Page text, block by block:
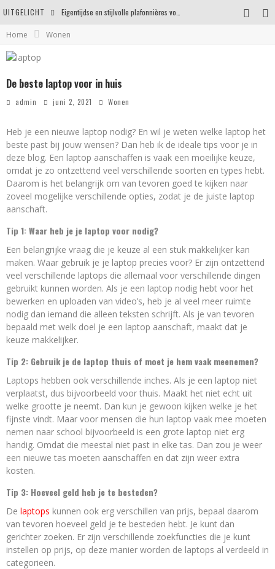
UITGELICHT
Home Wonen
De beste laptop voor in huis
admin juni 2, 2021 Wonen
Heb je een nieuwe laptop nodig? En wil je weten welke laptop het
beste past bij jouw wensen? Dan heb ik de ideale tips voor je in
deze blog. Een laptop aanschaffen is vaak een moeilijke keuze,
omdat je zo ontzettend veel verschillende soorten en types hebt.
Daarom is het belangrijk om van tevoren goed te kijken naar
zoveel mogelijke verschillende opties, zodat je de juiste laptop
aanschaft.
Tip 1: Waar heb je je laptop voor nodig?
Een belangrijke vraag die je keuze al een stuk makkelijker kan
maken. Waar gebruik je je laptop precies voor? Er zijn ontzettend
veel verschillende laptops die allemaal voor verschillende dingen
gebruikt kunnen worden. Als je een laptop nodig hebt voor het
bewerken en uploaden van video’s, heb je al veel meer ruimte
nodig dan iemand die alleen teksten schrijft. Als je van tevoren
bepaald met welk doel je een laptop aanschaft, maakt dat je
keuze makkelijker.
Tip 2: Gebruik je de laptop thuis of moet je hem vaak meenemen?
Laptops hebben ook verschillende inches. Als je een laptop niet
verplaatst, dus bijvoorbeeld voor thuis. Maakt het niet echt uit
welke grootte je neemt. Dan kun je gewoon kijken welke je het
fijnste vindt. Maar voor mensen die hun laptop vaak mee moeten
nemen naar school bijvoorbeeld is een grote laptop niet erg
handig. Omdat die meestal niet past in elke tas. Dan zou je weer
een nieuwe tas moeten aanschaffen en dat zijn weer extra
kosten.
Tip 3: Hoeveel geld heb je te besteden?
De laptops kunnen ook erg verschillen van prijs, bepaal daarom
van tevoren hoeveel geld je te besteden hebt. Je kunt dan
gerichter zoeken. Er zijn verschillende zoekfuncties die je kunt
instellen op prijs, op deze manier worden de laptops al verdeeld in
categorieën.